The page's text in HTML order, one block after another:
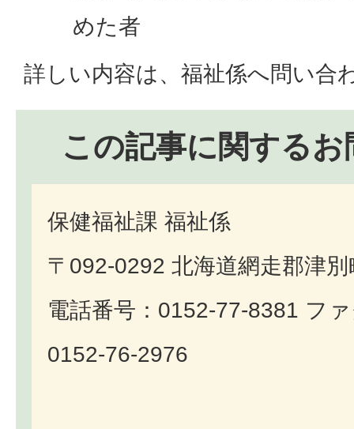
めた者
詳しい内容は、福祉係へ問い合
この記事に関する
保健福祉課 福祉係
〒092-0292 北海道網走郡津
電話番号：0152-77-8381 フ
0152-76-2976